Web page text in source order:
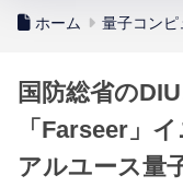
ホーム 量子コンピ
国防総省の
「Farseer」
アルユース量